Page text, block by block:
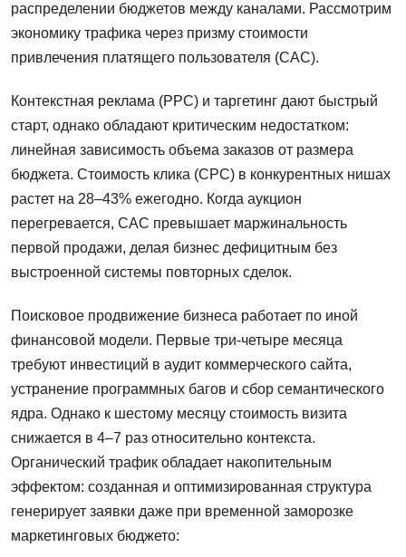
распределении бюджетов между каналами. Рассмотрим
экономику трафика через призму стоимости
привлечения платящего пользователя (CAC).
Контекстная реклама (PPC) и таргетинг дают быстрый
старт, однако обладают критическим недостатком:
линейная зависимость объема заказов от размера
бюджета. Стоимость клика (CPC) в конкурентных нишах
растет на 28–43% ежегодно. Когда аукцион
перегревается, CAC превышает маржинальность
первой продажи, делая бизнес дефицитным без
выстроенной системы повторных сделок.
Поисковое продвижение бизнеса работает по иной
финансовой модели. Первые три-четыре месяца
требуют инвестиций в аудит коммерческого сайта,
устранение программных багов и сбор семантического
ядра. Однако к шестому месяцу стоимость визита
снижается в 4–7 раз относительно контекста.
Органический трафик обладает накопительным
эффектом: созданная и оптимизированная структура
генерирует заявки даже при временной заморозке
маркетинговых бюджето: